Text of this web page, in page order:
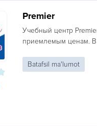
Premier
Учебный центр
приемлемым ценам. В
Batafsil ma'lumot